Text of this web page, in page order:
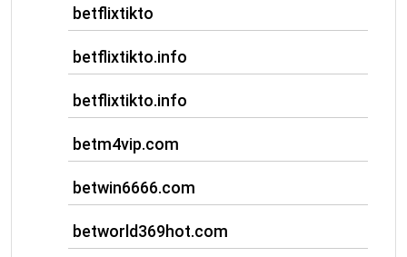
betflixtikto
betflixtikto.info
betflixtikto.info
betm4vip.com
betwin6666.com
betworld369hot.com